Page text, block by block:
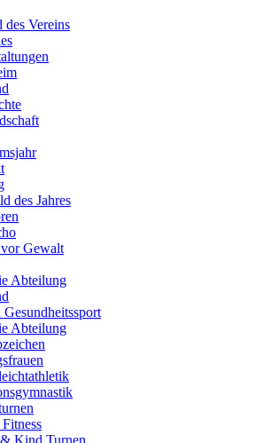
Vereins
des Jahres
Gewalt
Abteilung
Abteilung